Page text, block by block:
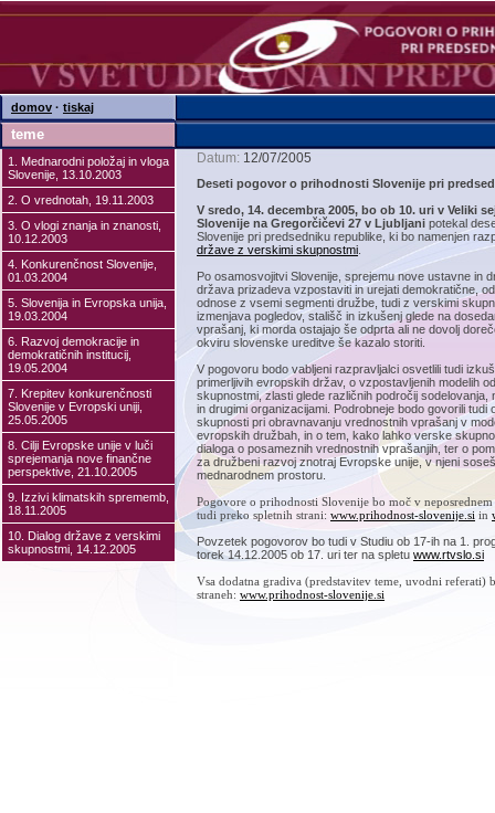
domov · tiskaj
teme
1. Mednarodni položaj in vloga
Slovenije, 13.10.2003
2. O vrednotah, 19.11.2003
3. O vlogi znanja in znanosti,
10.12.2003
4. Konkurenčnost Slovenije,
01.03.2004
5. Slovenija in Evropska unija,
19.03.2004
6. Razvoj demokracije in
demokratičnih institucij,
19.05.2004
7. Krepitev konkurenčnosti
Slovenije v Evropski uniji,
25.05.2005
8. Cilji Evropske unije v luči
sprejemanja nove finančne
perspektive, 21.10.2005
9. Izzivi klimatskih sprememb,
18.11.2005
10. Dialog države z verskimi
skupnostmi, 14.12.2005
Datum: 12/07/2005
Deseti pogovor o prihodnosti Slovenije pri
V sredo, 14. decembra 2005, bo ob 10. uri v Veliki
Slovenije na Gregorčičevi 27 v Ljubljani potekal
Slovenije pri predsedniku republike, ki bo namenjen
države z verskimi skupnostmi
Po osamosvojitvi Slovenije, sprejemu nove ustavne in
država prizadeva vzpostaviti in urejati demokratične,
odnose z vsemi segmenti družbe, tudi z verskimi
izmenjava pogledov, stališč in izkušenj glede na
vprašanj, ki morda ostajajo še odprta ali ne dovolj
okviru slovenske ureditve še kazalo storiti.
V pogovoru bodo vabljeni razpravljalci osvetlili tudi
primerljivih evropskih držav, o vzpostavljenih modelih
skupnostmi, zlasti glede različnih področij sodelovanja,
in drugimi organizacijami. Podrobneje bodo govorili tudi
skupnosti pri obravnavanju vrednostnih vprašanj v
evropskih družbah, in o tem, kako lahko verske
dialoga o posameznih vrednostnih vprašanjih, ter o
za družbeni razvoj znotraj Evropske unije, v njeni
mednarodnem prostoru.
Pogovore o prihodnosti Slovenije bo moč v
tudi preko spletnih strani: www.prihodnost-slovenije.si in
Povzetek pogovorov bo tudi v Studiu ob 17-ih na 1.
torek 14.12.2005 ob 17. uri ter na spletu www.rtvslo.si
Vsa dodatna gradiva (predstavitev teme, uvodni referati)
straneh: www.prihodnost-slovenije.si